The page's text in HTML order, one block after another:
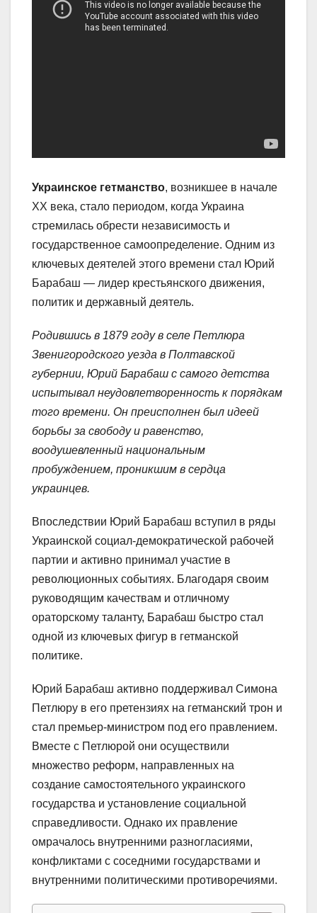
Украинское гетманство, возникшее в начале
XX века, стало периодом, когда Украина
стремилась обрести независимость и
государственное самоопределение. Одним из
ключевых деятелей этого времени стал Юрий
Барабаш — лидер крестьянского движения,
политик и державный деятель.
Родившись в 1879 году в селе Петлюра
Звенигородского уезда в Полтавской
губернии, Юрий Барабаш с самого детства
испытывал неудовлетворенность к порядкам
того времени. Он преисполнен был идеей
борьбы за свободу и равенство,
воодушевленный национальным
пробуждением, проникшим в сердца
украинцев.
Впоследствии Юрий Барабаш вступил в ряды
Украинской социал-демократической рабочей
партии и активно принимал участие в
революционных событиях. Благодаря своим
руководящим качествам и отличному
ораторскому таланту, Барабаш быстро стал
одной из ключевых фигур в гетманской
политике.
Юрий Барабаш активно поддерживал Симона
Петлюру в его претензиях на гетманский трон и
стал премьер-министром под его правлением.
Вместе с Петлюрой они осуществили
множество реформ, направленных на
создание самостоятельного украинского
государства и установление социальной
справедливости. Однако их правление
омрачалось внутренними разногласиями,
конфликтами с соседними государствами и
внутренними политическими противоречиями.